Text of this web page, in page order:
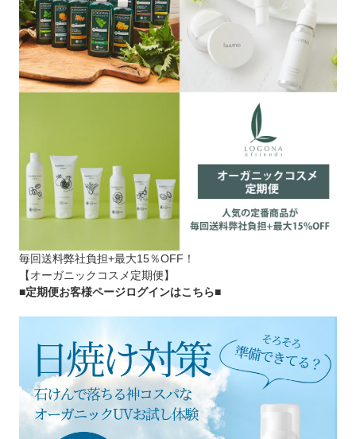
毎回送料弊社負担+最大15％OFF！
【オーガニックコスメ定期便】
■定期便お客様ページログインはこちら■